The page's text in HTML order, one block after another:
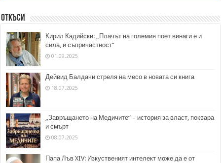
Откъси
Кирил Кадийски: „Плачът на големия поет винаги е и
сила, и съпричастност“
01.09.2025
Дейвид Балдачи стреля на месо в новата си книга
18.07.2025
„Завръщането на Медичите“ – история за власт, поквара
и смърт
08.07.2025
Папа Лъв XIV: Изкуственият интелект може да е от